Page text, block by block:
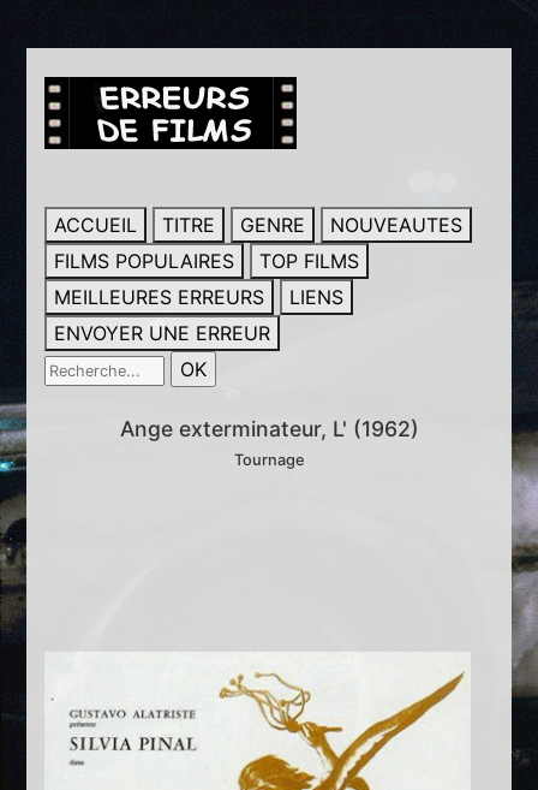
ACCUEIL TITRE GENRE
NOUVEAUTES
FILMS POPULAIRES
TOP FILMS
MEILLEURES ERREURS
LIENS
ENVOYER UNE ERREUR
Ange exterminateur, L' (1962)
Tournage